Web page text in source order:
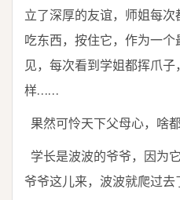
立了深厚的友谊，师姐每
吃东西，按住它，作为一
见，每次看到学姐都挥爪
样……
果然可怜天下父母心，啥
学长是波波的爷爷，因为
爷爷这儿来，波波就爬过去